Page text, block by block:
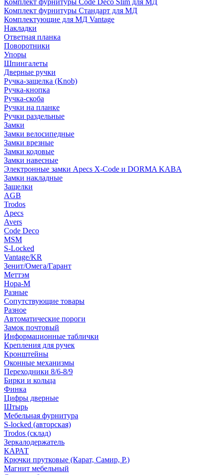
Комплект фурнитуры Code Deco Slim для МД
Комплект фурнитуры Стандарт для МД
Комплектующие для МД Vantage
Накладки
Ответная планка
Поворотники
Упоры
Шпингалеты
Дверные ручки
Ручка-защелка (Knob)
Ручка-кнопка
Ручка-скоба
Ручки на планке
Ручки раздельные
Замки
Замки велосипедные
Замки врезные
Замки кодовые
Замки навесные
Электронные замки Apecs X-Code и DORMA KABA
Замки накладные
Защелки
AGB
Trodos
Apecs
Avers
Code Deco
MSM
S-Locked
Vantage/KR
Зенит/Омега/Гарант
Меттэм
Нора-М
Разные
Сопутствующие товары
Разное
Автоматические пороги
Замок почтовый
Информационные таблички
Крепления для ручек
Кронштейны
Оконные механизмы
Переходники 8/6-8/9
Бирки и кольца
Финка
Цифры дверные
Штырь
Мебельная фурнитура
S-locked (авторская)
Trodos (склад)
Зеркалодержатель
КАРАТ
Крючки прутковые (Карат, Самир, Р.)
Магнит мебельный